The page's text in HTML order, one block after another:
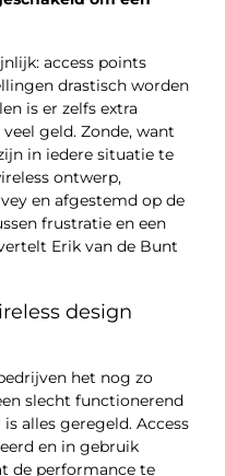
access points
drastisch worden
is er zelfs extra
geld. Zonde, want
in iedere situatie te
ontwerp,
en afgestemd op de
frustratie en een
Erik van de Bunt
design
het nog zo
slecht functionerend
alles geregeld. Access
en in gebruik
de performance te